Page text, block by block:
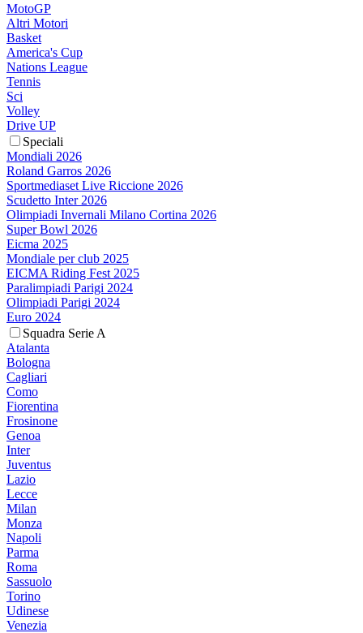
MotoGP
Altri Motori
Basket
America's Cup
Nations League
Tennis
Sci
Volley
Drive UP
Speciali
Mondiali 2026
Roland Garros 2026
Sportmediaset Live Riccione 2026
Scudetto Inter 2026
Olimpiadi Invernali Milano Cortina 2026
Super Bowl 2026
Eicma 2025
Mondiale per club 2025
EICMA Riding Fest 2025
Paralimpiadi Parigi 2024
Olimpiadi Parigi 2024
Euro 2024
Squadra Serie A
Atalanta
Bologna
Cagliari
Como
Fiorentina
Frosinone
Genoa
Inter
Juventus
Lazio
Lecce
Milan
Monza
Napoli
Parma
Roma
Sassuolo
Torino
Udinese
Venezia